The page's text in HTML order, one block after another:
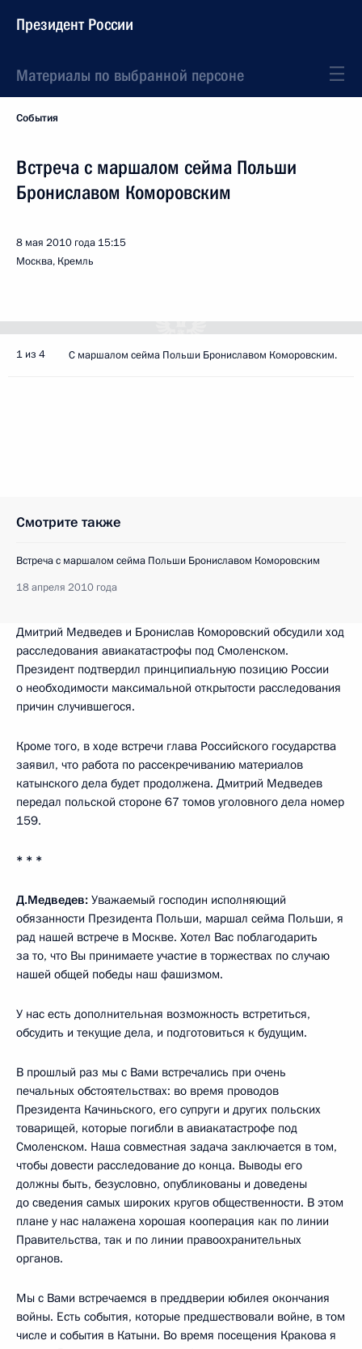
Президент России
Материалы по выбранной персоне
События
Встреча с маршалом сейма Польши
Брониславом Коморовским
8 мая 2010 года 15:15
Москва, Кремль
1 из 4 С маршалом сейма Польши Брониславом Коморовским.
Смотрите также
Встреча с маршалом сейма Польши Брониславом Коморовским
18 апреля 2010 года
Дмитрий Медведев и Бронислав Коморовский обсудили ход
расследования авиакатастрофы под Смоленском.
Президент подтвердил принципиальную позицию России
о необходимости максимальной открытости расследования
причин случившегося.
Кроме того, в ходе встречи глава Российского государства
заявил, что работа по рассекречиванию материалов
катынского дела будет продолжена. Дмитрий Медведев
передал польской стороне 67 томов уголовного дела номер
159.
* * *
Д.Медведев: Уважаемый господин исполняющий
обязанности Президента Польши, маршал сейма Польши, я
рад нашей встрече в Москве. Хотел Вас поблагодарить
за то, что Вы принимаете участие в торжествах по случаю
нашей общей победы наш фашизмом.
У нас есть дополнительная возможность встретиться,
обсудить и текущие дела, и подготовиться к будущим.
В прошлый раз мы с Вами встречались при очень
печальных обстоятельствах: во время проводов
Президента Качиньского, его супруги и других польских
товарищей, которые погибли в авиакатастрофе под
Смоленском. Наша совместная задача заключается в том,
чтобы довести расследование до конца. Выводы его
должны быть, безусловно, опубликованы и доведены
до сведения самых широких кругов общественности. В этом
плане у нас налажена хорошая кооперация как по линии
Правительства, так и по линии правоохранительных
органов.
Мы с Вами встречаемся в преддверии юбилея окончания
войны. Есть события, которые предшествовали войне, в том
числе и события в Катыни. Во время посещения Кракова я